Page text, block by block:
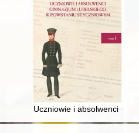
i rola obrońców w powojennych
w wyborach w III RP, ze
Uczniowie i absolwenci